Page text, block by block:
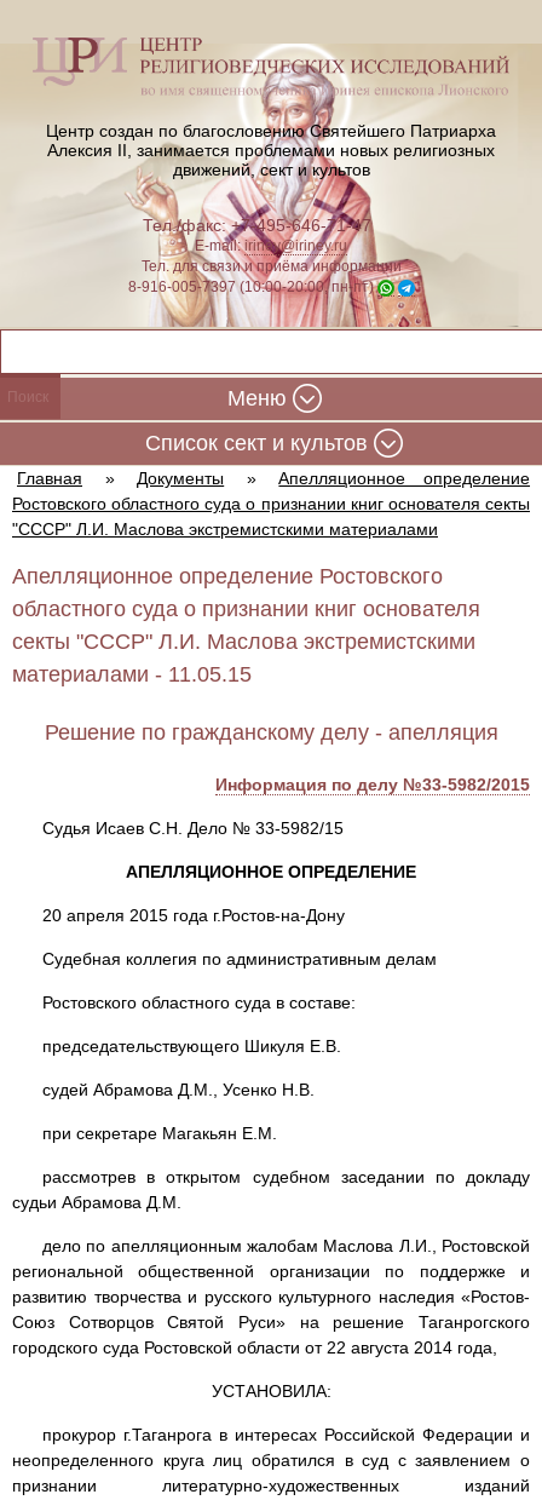
Центр создан по благословению Святейшего Патриарха
Алексия II, занимается проблемами новых религиозных
движений, сект и культов
Тел./факс: +7-495-646-71-47
E-mail:iriney@iriney.ru
Тел. для связи и приёма информации
8-916-005-7397 (10:00-20:00, пн-пт)
Меню
Cписок сект и культов
Главная » Документы »
Апелляционное определение
Ростовского областного суда о признании книг основателя секты
"СССР" Л.И. Маслова экстремистскими материалами
Апелляционное определение Ростовского
областного суда о признании книг основателя
секты "СССР" Л.И. Маслова экстремистскими
материалами - 11.05.15
Решение по гражданскому делу - апелляция
Информация по делу №33-5982/2015
Судья Исаев С.Н. Дело № 33-5982/15
АПЕЛЛЯЦИОННОЕ ОПРЕДЕЛЕНИЕ
20 апреля 2015 года г.Ростов-на-Дону
Судебная коллегия по административным делам
Ростовского областного суда в составе:
председательствующего Шикуля Е.В.
судей Абрамова Д.М., Усенко Н.В.
при секретаре Магакьян Е.М.
рассмотрев в открытом судебном заседании по докладу
судьи Абрамова Д.М.
дело по апелляционным жалобам Маслова Л.И., Ростовской
региональной общественной организации по поддержке и
развитию творчества и русского культурного наследия «Ростов-
Союз Сотворцов Святой Руси» на решение Таганрогского
городского суда Ростовской области от 22 августа 2014 года,
УСТАНОВИЛА:
прокурор г.Таганрога в интересах Российской Федерации и
неопределенного круга лиц обратился в суд с заявлением о
признании литературно-художественных изданий